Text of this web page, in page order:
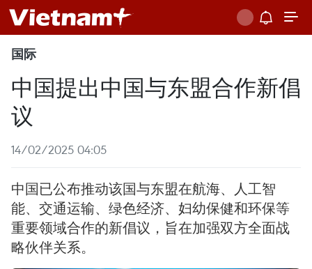
国际
中国提出中国与东盟合作新倡
议
14/02/2025 04:05
中国已公布推动该国与东盟在航海、人工智
能、交通运输、绿色经济、妇幼保健和环保等
重要领域合作的新倡议，旨在加强双方全面战
略伙伴关系。